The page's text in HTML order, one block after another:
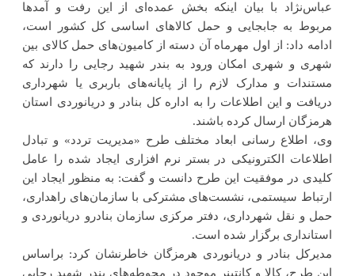
عباس‌نژاد با بیان اینکه بخش عمده‌ای از این رفت و آمدها
مربوط به جابجایی و حمل کالاهای اساسی کل کشور است،
ادامه داد: از اول مهرماه آن دسته از کامیون‌های حمل کالای بین
شهری و شهری امکان ورود به بندر شهید رجایی را دارند که
مستندات و مدارک لازم را از پایانه‌های باربری یا شهرداری
دریافت و این اطلاعات را به اداره کل بنادر و دریانوردی استان
هرمزگان ارسال کرده باشند.
وی، اطلاع رسانی ابعاد مختلف طرح «مدیریت تردد» و تبادل
اطلاعات الکترونیکی در بستر نرم افزاری ایجاد شده را عامل
کلیدی در موفقیت این طرح دانست و گفت: به منظور ایجاد این
ارتباط سیستمی، نشست‌های مشترکی با سازمان‌های راهداری،
حمل و نقل شهرداری، دفتر مرکزی سازمان بنادرو دریانوردی و
استانداری برگزار شده است.
مدیرکل بنادر و دریانوردی هرمزگان خاطرنشان کرد: براساس
این طرح، کالا و کانتینر موجود در محوطه‌های بندر شهید رجایی